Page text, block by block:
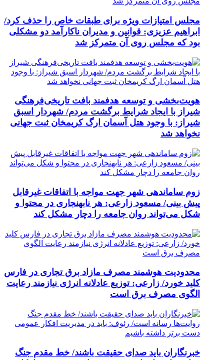
مجلس امتیازات ویژه برای طبقات خاص را حذف کرد/
ابراهیم عزیزی: قوانین و مدیران ناکارآمد دو مشکلی
بود که مجلس روی آن متمرکز شد
هویت‌بخشی و توسعه هدفمند بافت تاریخی‌فرهنگی
شیراز با ایجاد شرایط برگشت مردم/ شهردار اسبق
شیراز: با وجود هتل آسمان ارگ کریمخان ثبت جهانی
نخواهد شد
زوم ساماندهی شهر جهت مواجه با اتفاقات غیرقابل
پیش بینی/ مسعود زارعی: هر نابهنجاری در محتوا و
شکل می‌تواند روان جامعه را دچار مشکل کند
محدودیت هوشمند مصرف مازاد برق تجاری در فارس
کلید خورد/ زارعی: توزیع عادلانه انرژی نیازمند رعایت
الگوی مصرف برق است
خبرنگاران باید صدای حقیقت باشند/ خط مقدم جنگ